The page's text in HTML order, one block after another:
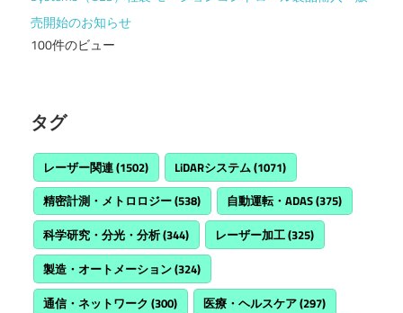
売開始のお知らせ
100件のビュー
タグ
レーザー関連(1502) LiDARシステム(1071)
精密計測・メトロロジー(538) 自動運転・ADAS(375)
科学研究・分光・分析(344) レーザー加工(325)
製造・オートメーション(324)
通信・ネットワーク (300) 医療・ヘルスケア(297)